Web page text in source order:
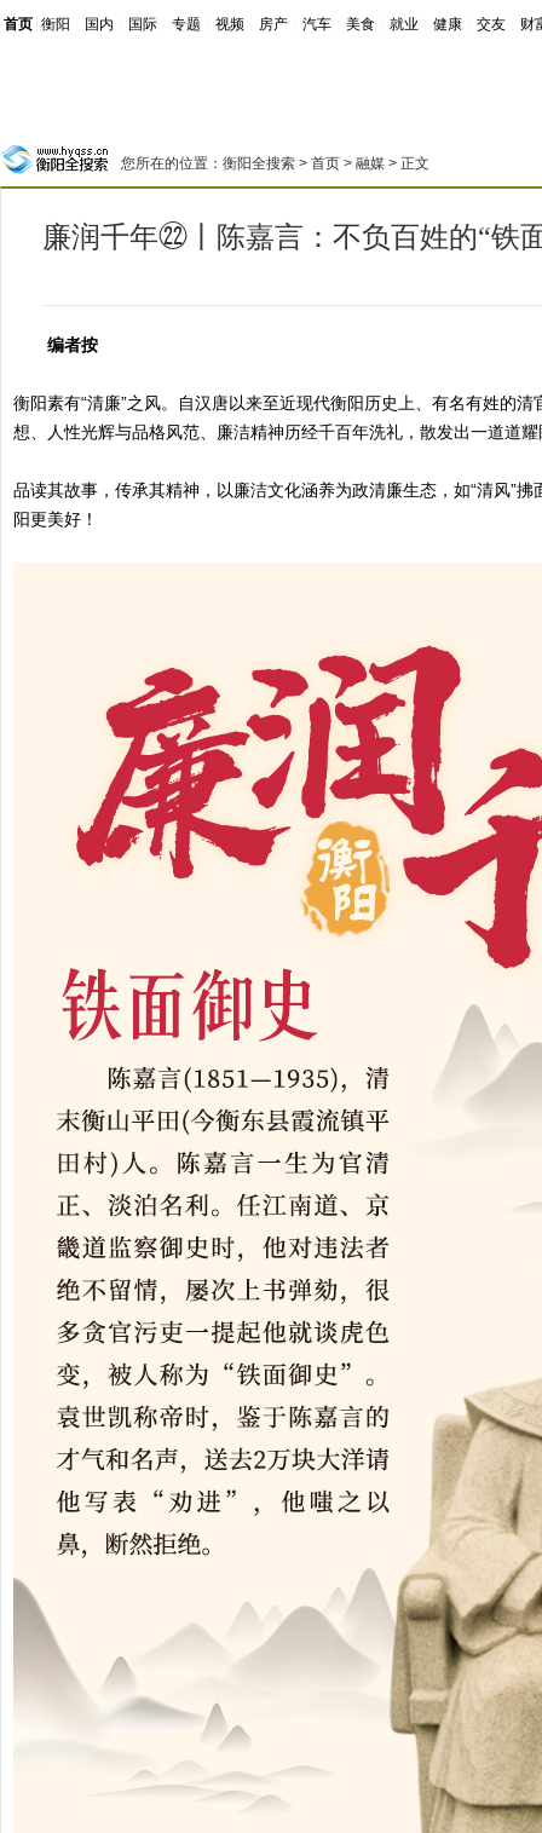
首页 衡阳 国内 国际 专题 视频 房产 汽车 美食 就业 健康 交友 财
您所在的位置： 衡阳全搜索 > 首页 > 融媒 > 正文
廉润千年㉒丨陈嘉言：不负百姓的“铁
编者按
衡阳素有“清廉”之风。自汉唐以来至近现代衡阳历史上、有名有姓的
想、人性光辉与品格风范、廉洁精神历经千百年洗礼，散发出一道道
品读其故事，传承其精神，以廉洁文化涵养为政清廉生态，如“清风”
阳更美好！